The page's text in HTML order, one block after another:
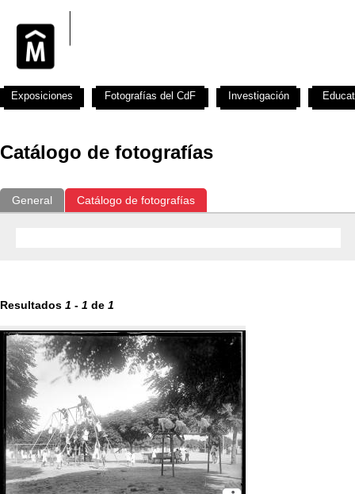
Catálogo de fotografías
General Catálogo de fotografías
Resultados 1 - 1 de 1
Exposiciones Fotografías del CdF Investigación